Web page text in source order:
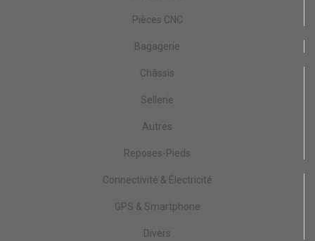
Pièces CNC
Bagagerie
Châssis
Sellerie
Autres
Reposes-Pieds
Connectivité & Électricité
GPS & Smartphone
Divers